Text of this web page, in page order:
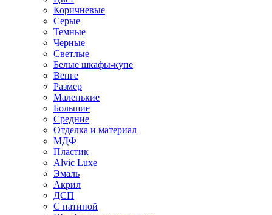
Коричневые
Серые
Темные
Черные
Светлые
Белые шкафы-купе
Венге
Размер
Маленькие
Большие
Средние
Отделка и материал
МДФ
Пластик
Alvic Luxe
Эмаль
Акрил
ДСП
С патиной